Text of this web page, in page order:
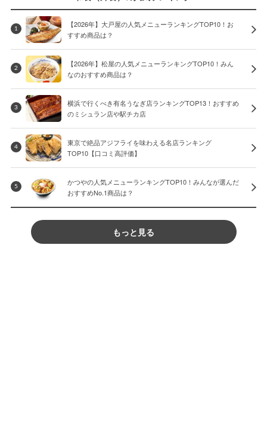
1
【2026年】大戸屋の人気メニューランキングTOP10！お
すすめ商品は？
2
【2026年】松屋の人気メニューランキングTOP10！みん
なのおすすめ商品は？
3
横浜で行くべき有名うなぎ店ランキングTOP13！おすすめ
のミシュラン店や駅チカ店
4
東京で絶品アジフライを味わえる名店ランキング
TOP10【口コミ高評価】
5
かつやの人気メニューランキングTOP10！みんなが選んだ
おすすめNo.1商品は？
もっと見る